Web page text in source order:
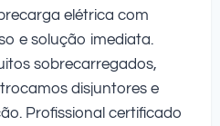
elétrica com
e solução imediata.
sobrecarregados,
disjuntores e
Profissional certificado